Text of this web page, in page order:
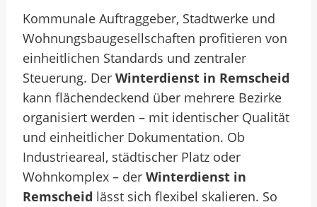
Kommunale Auftraggeber, Stadtwerke und
Wohnungsbaugesellschaften profitieren von
einheitlichen Standards und zentraler
Steuerung. Der Winterdienst in Remscheid
kann flächendeckend über mehrere Bezirke
organisiert werden – mit identischer Qualität
und einheitlicher Dokumentation. Ob
Industrieareal, städtischer Platz oder
Wohnkomplex – der Winterdienst in
Remscheid lässt sich flexibel skalieren. So